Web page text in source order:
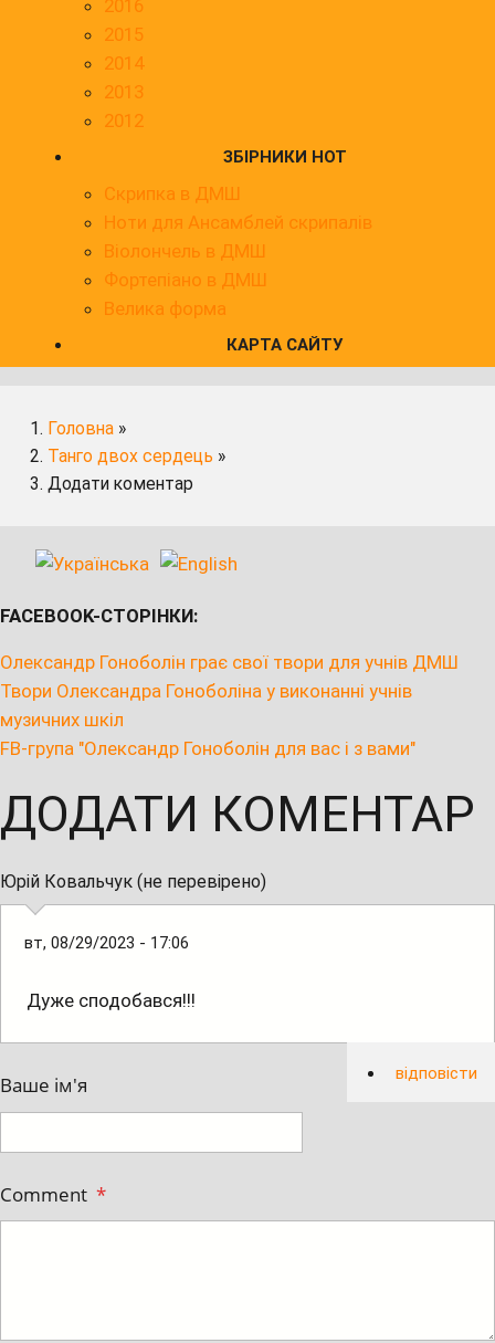
2016
2015
2014
2013
2012
ЗБІРНИКИ НОТ
Скрипка в ДМШ
Ноти для Ансамблей скрипалів
Віолончель в ДМШ
Фортепіано в ДМШ
Велика форма
КАРТА САЙТУ
Головна»
Танго двох сердець »
Додати коментар
FACEBOOK-СТОРІНКИ:
Олександр Гоноболін грає свої твори для учнів ДМШ
Твори Олександра Гоноболіна у виконанні учнів
музичних шкіл
FB-група "Олександр Гоноболін для вас і з вами"
ДОДАТИ КОМЕНТАР
Юрій Ковальчук (не перевірено)
вт, 08/29/2023 - 17:06
Дуже сподобався!!!
відповісти
Ваше ім'я
Comment *